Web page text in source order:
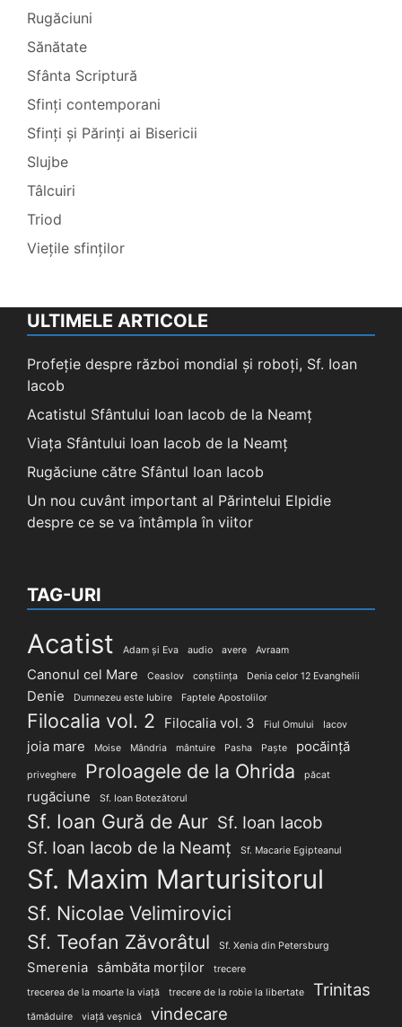
Rugăciuni
Sănătate
Sfânta Scriptură
Sfinți contemporani
Sfinți și Părinți ai Bisericii
Slujbe
Tâlcuiri
Triod
Viețile sfinților
ULTIMELE ARTICOLE
Profeție despre război mondial și roboți, Sf. Ioan
Iacob
Acatistul Sfântului Ioan Iacob de la Neamț
Viața Sfântului Ioan Iacob de la Neamț
Rugăciune către Sfântul Ioan Iacob
Un nou cuvânt important al Părintelui Elpidie
despre ce se va întâmpla în viitor
TAG-URI
Acatist Adam și Eva audio avere Avraam
Canonul cel Mare Ceaslov conștiința Denia celor 12 Evanghelii
Denie Dumnezeu este Iubire Faptele Apostolilor
Filocalia vol. 2 Filocalia vol. 3 Fiul Omului Iacov
joia mare Moise Mândria mântuire Pasha Paște pocăință
priveghere Proloagele de la Ohrida păcat
rugăciune Sf. Ioan Botezătorul
Sf. Ioan Gură de Aur Sf. Ioan Iacob
Sf. Ioan Iacob de la Neamț
Sf. Macarie Egipteanul
Sf. Maxim Marturisitorul
Sf. Nicolae Velimirovici
Sf. Teofan Zăvorâtul
Sf. Xenia din Petersburg
Smerenia sâmbăta morților
trecere
trecerea de la moarte la viață
trecere de la robie la libertate Trinitas
tămăduire viață veșnică vindecare